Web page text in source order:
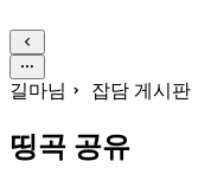
길마님 잡담 게시판
띵곡 공유